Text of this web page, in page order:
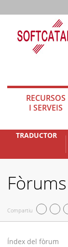
RECURSOS
I SERVEIS
TRADUCTOR
Compartiu
Índex del fòrum